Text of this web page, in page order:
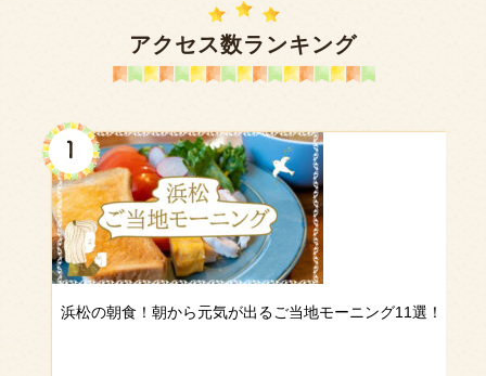
アクセス数ランキング
浜松の朝食！朝から元気が出るご当地モーニング11選！